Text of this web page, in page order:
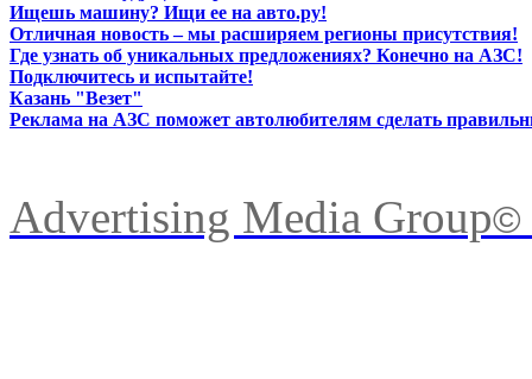
Ищешь машину? Ищи ее на авто.ру!
Отличная новость – мы расширяем регионы присутствия!
Где узнать об уникальных предложениях? Конечно на АЗС!
Подключитесь и испытайте!
Казань "Везет"
Реклама на АЗС поможет автолюбителям сделать
Advertising Media Group©